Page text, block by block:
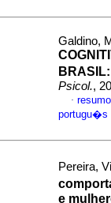
Galdino,
Psicol.,
·
portugu�s
Pereira,
e